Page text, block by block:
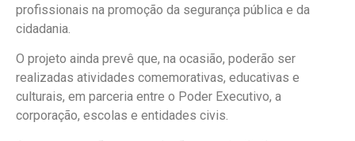
profissionais na promoção da segurança pública e da
cidadania.
O projeto ainda prevê que, na ocasião, poderão ser
realizadas atividades comemorativas, educativas e
culturais, em parceria entre o Poder Executivo, a
corporação, escolas e entidades civis.